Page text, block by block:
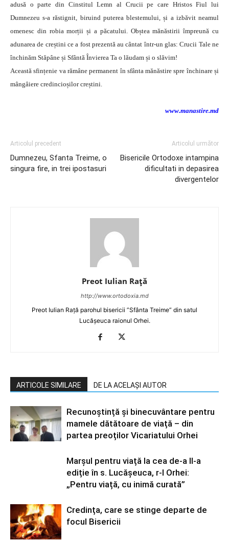
adusă o parte din Cinstitul Lemn al Crucii pe care Hristos Fiul lui
Dumnezeu s-a răstignit, biruind puterea blestemului, și a izbăvit neamul
omenesc din robia morții și a păcatului. Obștea mănăstirii împreună cu
adunarea de creștini ce a fost prezentă au cântat într-un glas: Crucii Tale ne
închinăm Stăpâne și Sfântă Învierea Ta o lăudam și o slăvim!
Această sfințenie va rămâne permanent în sfânta mănăstire spre închinare și
mângâiere credincioșilor creștini.
www.manastire.md
Articolul precedent
Dumnezeu, Sfanta Treime, o
singura fire, in trei ipostasuri
Articolul următor
Bisericile Ortodoxe intampina
dificultati in depasirea
divergentelor
Preot Iulian Raţă
http://www.ortodoxia.md
Preot Iulian Rață parohul bisericii ”Sfânta Treime” din satul
Lucășeuca raionul Orhei.
ARTICOLE SIMILARE DE LA ACELAȘI AUTOR
Recunoștință și binecuvântare pentru
mamele dătătoare de viață – din
partea preoților Vicariatului Orhei
Marșul pentru viață la cea de-a II-a
ediție în s. Lucășeuca, r-l Orhei:
„Pentru viață, cu inimă curată”
Credința, care se stinge departe de
focul Bisericii